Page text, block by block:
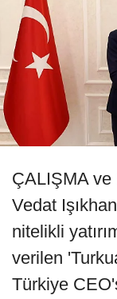
ÇALIŞMA ve
Vedat
nitelikli
verilen
Türkiye